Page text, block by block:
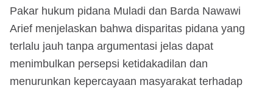
Pakar hukum pidana Muladi dan Barda Nawawi
Arief menjelaskan bahwa disparitas pidana yang
terlalu jauh tanpa argumentasi jelas dapat
menimbulkan persepsi ketidakadilan dan
menurunkan kepercayaan masyarakat terhadap